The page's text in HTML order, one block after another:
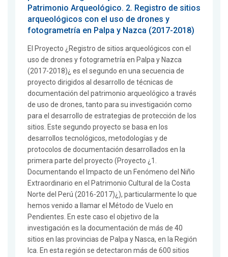
Patrimonio Arqueológico. 2. Registro de sitios
arqueológicos con el uso de drones y
fotogrametría en Palpa y Nazca (2017-2018)
El Proyecto ¿Registro de sitios arqueológicos con el
uso de drones y fotogrametría en Palpa y Nazca
(2017-2018)¿ es el segundo en una secuencia de
proyecto dirigidos al desarrollo de técnicas de
documentación del patrimonio arqueológico a través
de uso de drones, tanto para su investigación como
para el desarrollo de estrategias de protección de los
sitios. Este segundo proyecto se basa en los
desarrollos tecnológicos, metodologías y de
protocolos de documentación desarrollados en la
primera parte del proyecto (Proyecto ¿1.
Documentando el Impacto de un Fenómeno del Niño
Extraordinario en el Patrimonio Cultural de la Costa
Norte del Perú (2016-2017)¿), particularmente lo que
hemos venido a llamar el Método de Vuelo en
Pendientes. En este caso el objetivo de la
investigación es la documentación de más de 40
sitios en las provincias de Palpa y Nasca, en la Región
Ica. En esta región se detectaron más de 600 sitios